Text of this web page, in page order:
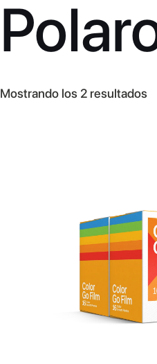
Mostrando los 2 resultados